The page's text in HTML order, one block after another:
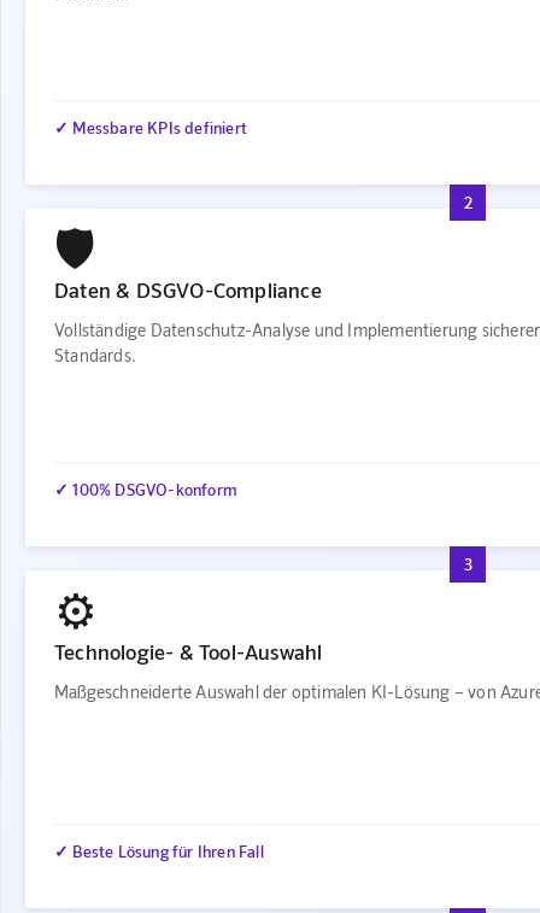
✓ Messbare KPIs definiert
2
🛡️
Daten & DSGVO-Compliance
Vollständige Datenschutz-Analyse und Implementierung
Standards.
✓ 100% DSGVO-konform
3
⚙️
Technologie- & Tool-Auswahl
Maßgeschneiderte Auswahl der optimalen KI-Lösung – von
✓ Beste Lösung für Ihren Fall